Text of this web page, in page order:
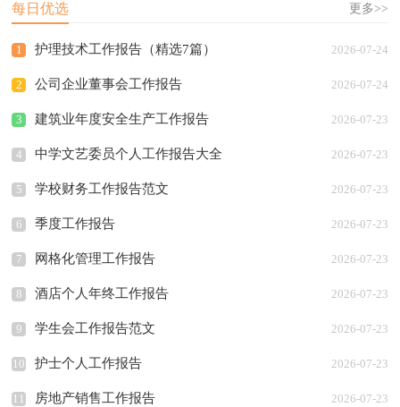
每日优选 更多>>
1 护理技术工作报告（精选7篇） 2026-07-24
2 公司企业董事会工作报告 2026-07-24
3 建筑业年度安全生产工作报告 2026-07-23
4 中学文艺委员个人工作报告大全 2026-07-23
5 学校财务工作报告范文 2026-07-23
6 季度工作报告 2026-07-23
7 网格化管理工作报告 2026-07-23
8 酒店个人年终工作报告 2026-07-23
9 学生会工作报告范文 2026-07-23
10 护士个人工作报告 2026-07-23
11 房地产销售工作报告 2026-07-23